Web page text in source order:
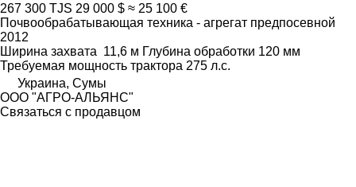
267 300 TJS 29 000 $ ≈ 25 100 €
Почвообрабатывающая техника - агрегат предпосевной
2012
Ширина захвата 11,6 м Глубина обработки 120 мм
Требуемая мощность трактора 275 л.с.
Украина, Сумы
ООО "АГРО-АЛЬЯНС"
Связаться с продавцом